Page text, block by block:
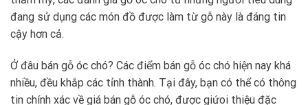
đang sử dụng các món đồ được làm từ gỗ này là đáng tin
cậy hơn cả.
Ở đâu bán gỗ óc chó? Các điểm bán gỗ óc chó hiện nay khá
nhiều, đều khắp các tỉnh thành. Tại đây, bạn có thể có thông
tin chính xác về giá bán gỗ óc chó, được giứoi thiệu đặc